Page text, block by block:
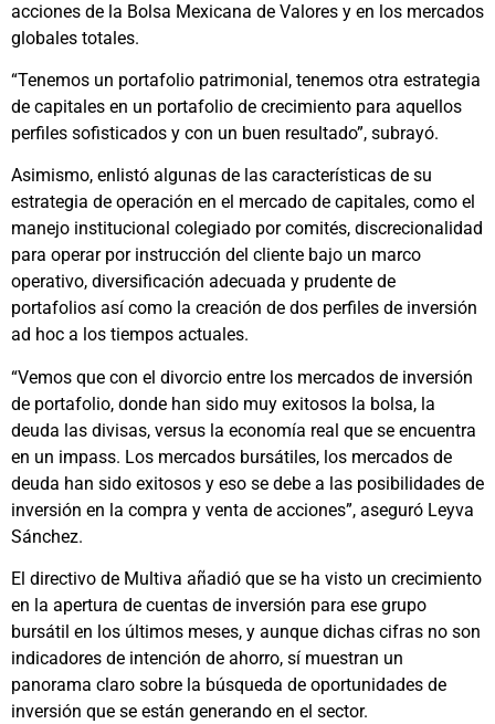
acciones de la Bolsa Mexicana de Valores y en los mercados
globales totales.
“Tenemos un portafolio patrimonial, tenemos otra estrategia
de capitales en un portafolio de crecimiento para aquellos
perfiles sofisticados y con un buen resultado”, subrayó.
Asimismo, enlistó algunas de las características de su
estrategia de operación en el mercado de capitales, como el
manejo institucional colegiado por comités, discrecionalidad
para operar por instrucción del cliente bajo un marco
operativo, diversificación adecuada y prudente de
portafolios así como la creación de dos perfiles de inversión
ad hoc a los tiempos actuales.
“Vemos que con el divorcio entre los mercados de inversión
de portafolio, donde han sido muy exitosos la bolsa, la
deuda las divisas, versus la economía real que se encuentra
en un impass. Los mercados bursátiles, los mercados de
deuda han sido exitosos y eso se debe a las posibilidades de
inversión en la compra y venta de acciones”, aseguró Leyva
Sánchez.
El directivo de Multiva añadió que se ha visto un crecimiento
en la apertura de cuentas de inversión para ese grupo
bursátil en los últimos meses, y aunque dichas cifras no son
indicadores de intención de ahorro, sí muestran un
panorama claro sobre la búsqueda de oportunidades de
inversión que se están generando en el sector.